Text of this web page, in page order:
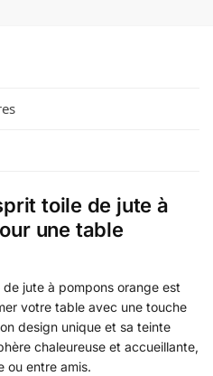
toile de jute à
une table
jute à pompons orange est
votre table avec une touche
design unique et sa teinte
chaleureuse et accueillante,
ou entre amis.